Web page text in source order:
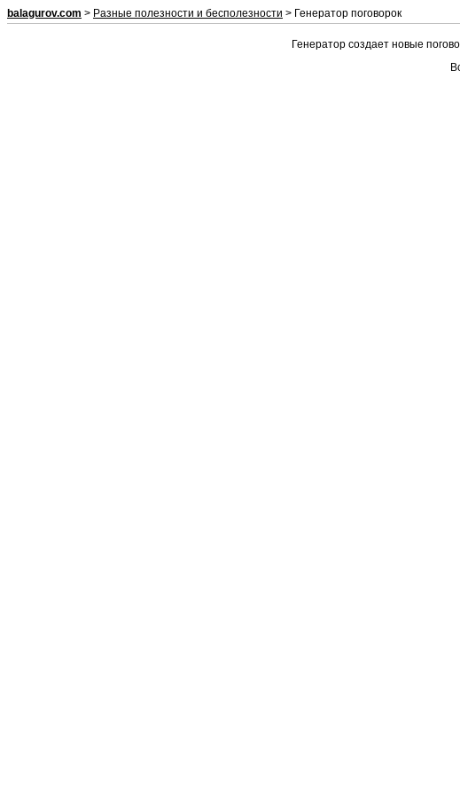
balagurov.com > Разные полезности и бесполезности > Генератор поговорок
Генератор создает новые